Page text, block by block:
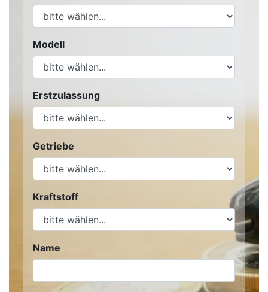
Modell
Erstzulassung
Getriebe
Kraftstoff
Name